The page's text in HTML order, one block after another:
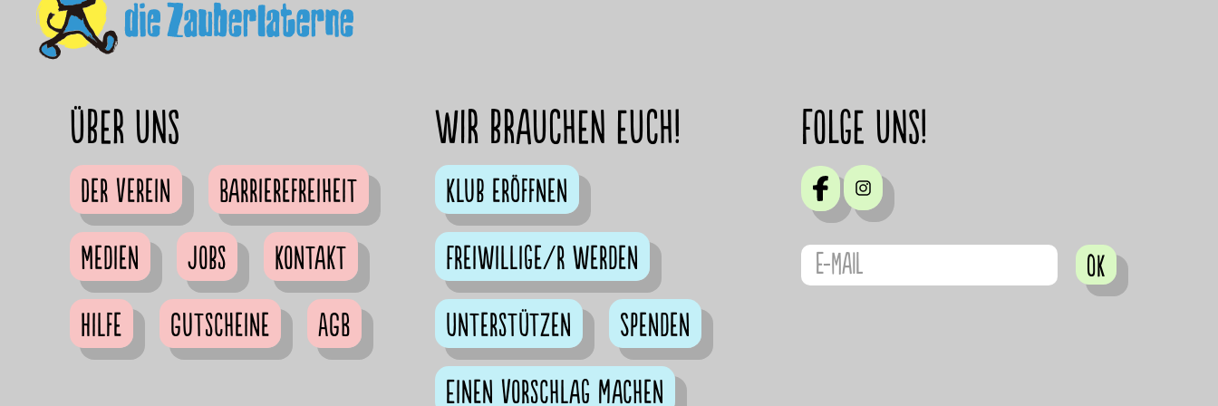
Über uns
Der Verein
Barrierefreiheit
Medien
Jobs
Kontakt
Hilfe
Gutscheine AGB
Wir brauchen euch!
Klub eröffnen
Freiwillige/r werden
Unterstützen
Spenden
Einen Vorschlag machen
Folge uns!
OK